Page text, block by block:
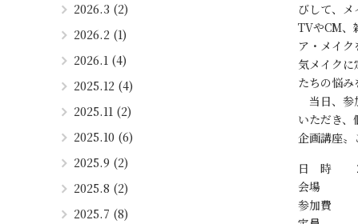
2026.3 (2)
2026.2 (1)
2026.1 (4)
2025.12 (4)
2025.11 (2)
2025.10 (6)
2025.9 (2)
2025.8 (2)
2025.7 (8)
びして、メ
TVやCM、
ア・メイ
気メイク
たちの悩み
当日、参
いただき
企画講座〟
日 時 ２
会場 「
参加費 一